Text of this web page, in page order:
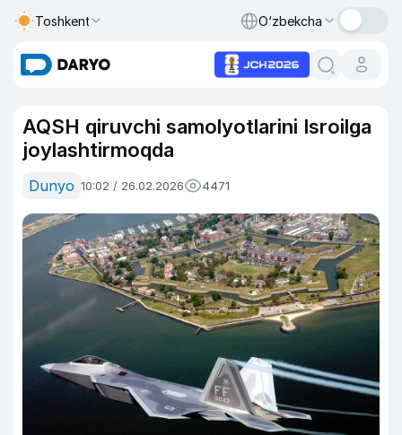
Toshkent O‘zbekcha
AQSH qiruvchi samolyotlarini Isroilga
joylashtirmoqda
Dunyo 10:02 / 26.02.2026 4471